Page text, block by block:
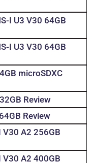
I U3 V30 64GB
I U3 V30 64GB
microSDXC
Review
Review
A2 256GB
A2 400GB